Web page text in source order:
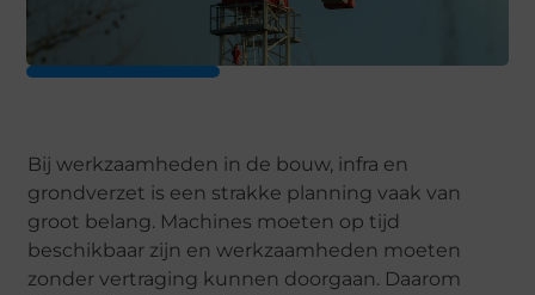
Bij werkzaamheden in de bouw, infra en
grondverzet is een strakke planning vaak van
groot belang. Machines moeten op tijd
beschikbaar zijn en werkzaamheden moeten
zonder vertraging kunnen doorgaan. Daarom